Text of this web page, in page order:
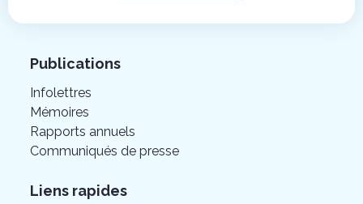
Publications
Infolettres
Mémoires
Rapports annuels
Communiqués de presse
Liens rapides